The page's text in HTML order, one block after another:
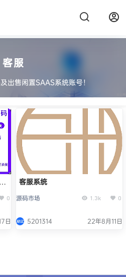
客服
出售闲置SAAS系统账号！
0
日
客服系统
源码市场 1.3k 0
5201314 22年8月11日